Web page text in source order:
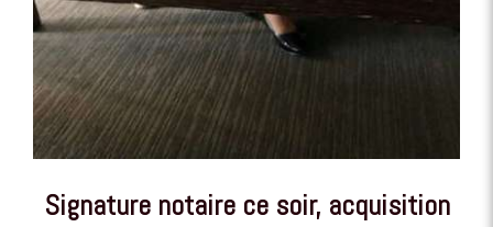
Signature notaire ce soir, acquisition